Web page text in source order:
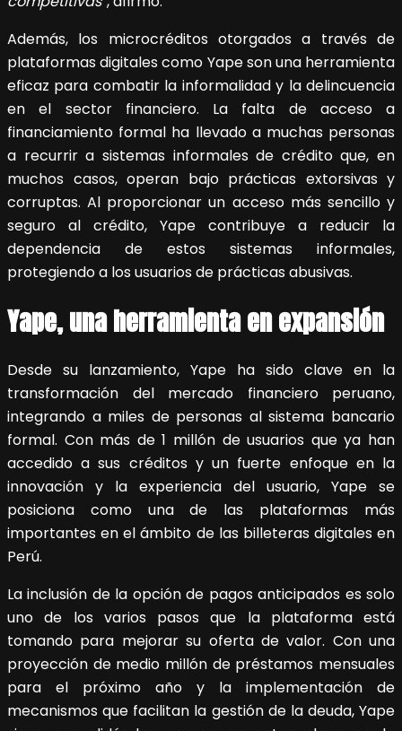
Además, los microcréditos otorgados a través de
plataformas digitales como Yape son una herramienta
eficaz para combatir la informalidad y la delincuencia
en el sector financiero. La falta de acceso a
financiamiento formal ha llevado a muchas personas
a recurrir a sistemas informales de crédito que, en
muchos casos, operan bajo prácticas extorsivas y
corruptas. Al proporcionar un acceso más sencillo y
seguro al crédito, Yape contribuye a reducir la
dependencia de estos sistemas informales,
protegiendo a los usuarios de prácticas abusivas.
Yape, una herramienta en expansión
Desde su lanzamiento, Yape ha sido clave en la
transformación del mercado financiero peruano,
integrando a miles de personas al sistema bancario
formal. Con más de 1 millón de usuarios que ya han
accedido a sus créditos y un fuerte enfoque en la
innovación y la experiencia del usuario, Yape se
posiciona como una de las plataformas más
importantes en el ámbito de las billeteras digitales en
Perú.
La inclusión de la opción de pagos anticipados es solo
uno de los varios pasos que la plataforma está
tomando para mejorar su oferta de valor. Con una
proyección de medio millón de préstamos mensuales
para el próximo año y la implementación de
mecanismos que facilitan la gestión de la deuda, Yape